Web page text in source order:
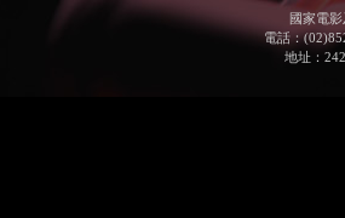
國家電
電話：
地址：